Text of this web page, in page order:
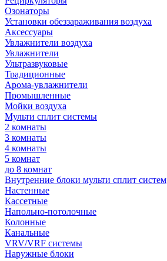
Озонаторы
Установки обеззараживания воздуха
Аксессуары
Увлажнители воздуха
Увлажнители
Ультразвуковые
Традиционные
Арома-увлажнители
Промышленные
Мойки воздуха
Мульти сплит системы
2 комнаты
3 комнаты
4 комнаты
5 комнат
до 8 комнат
Внутренние блоки мульти сплит систем
Настенные
Кассетные
Напольно-потолочные
Колонные
Канальные
VRV/VRF системы
Наружные блоки